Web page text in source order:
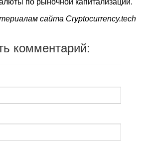
по рыночной капитализации.
сайта Сryptocurrency.tech
комментарий: